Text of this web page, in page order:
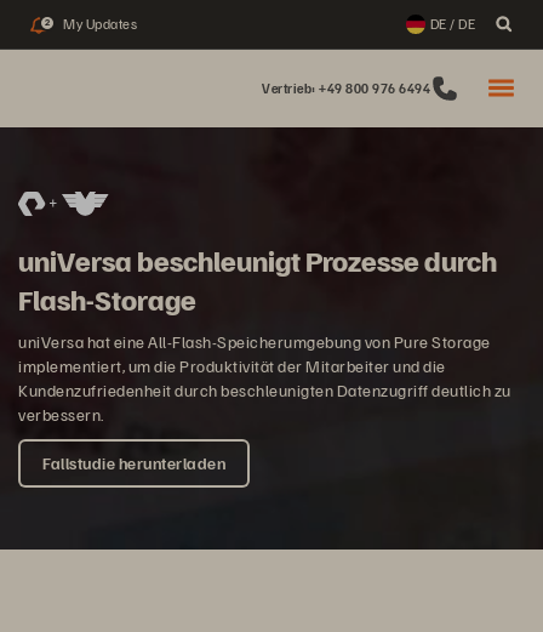
2 My Updates DE / DE
Vertrieb: +49 800 976 6494
uniVersa beschleunigt Prozesse durch
Flash-Storage
uniVersa hat eine All-Flash-Speicherumgebung von Pure Storage
implementiert, um die Produktivität der Mitarbeiter und die
Kundenzufriedenheit durch beschleunigten Datenzugriff deutlich zu
verbessern.
Fallstudie herunterladen